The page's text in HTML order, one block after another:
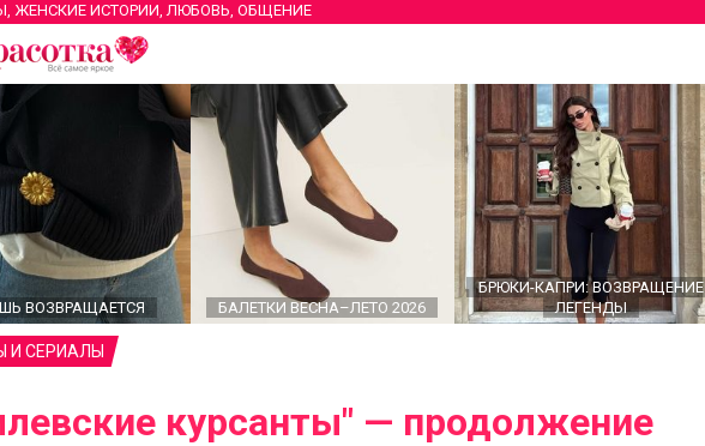
ЖЕНСКИЕ ИСТОРИИ, ЛЮБОВЬ, ОБЩЕНИЕ
ВОЗВРАЩАЕТСЯ БАЛЕТКИ ВЕСНА–ЛЕТО 2026
БРЮКИ-КАПРИ: ВОЗВРАЩЕНИЕ
ЛЕГЕНДЫ
И СЕРИАЛЫ
курсанты" — продолжение